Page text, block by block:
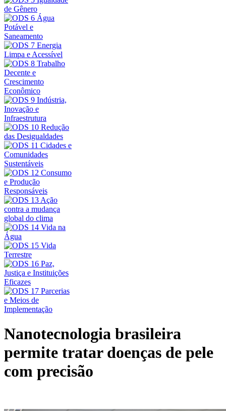
Nanotecnologia brasileira
permite tratar doenças de pele
com precisão